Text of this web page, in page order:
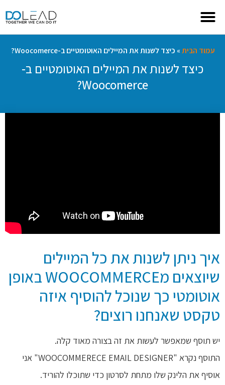
עמוד הבית » כיצד לשנות את המיילים האוטומטיים ב-Woocomerce?
כיצד לשנות את המיילים האוטומטיים ב-
Woocomerce?
איך ניתן לשנות את כל המיילים
שיוצאים מWOOCOMMERCE באופן
אוטומטי כך שנוכל להוסיף איזה
טקסט שאנחנו רוצים?
יש תוסף שמאפשר לעשות את זה בצורה מאוד קלה.
התוסף נקרא "WOOCOMMERECE EMAIL DESIGNER" אני
אוסיף את הלינק שלו מתחת לסרטון כדי שתוכלו להוריד.